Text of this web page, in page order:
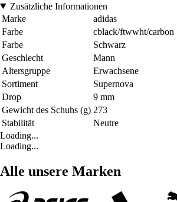
Zusätzliche Informationen
Marke
adidas
Farbe
cblack/ftwwht/carbon
Farbe
Schwarz
Geschlecht
Mann
Altersgruppe
Erwachsene
Sortiment
Supernova
Drop
9 mm
Gewicht des Schuhs (g) 273
Stabilität
Neutre
Loading...
Loading...
Alle unsere Marken